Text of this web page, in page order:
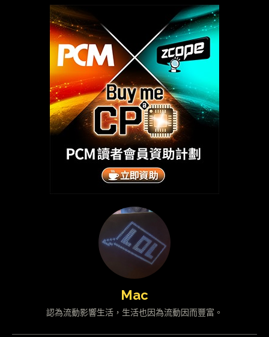
Mac
認為流動影響生活，生活也因為流動因而豐富。